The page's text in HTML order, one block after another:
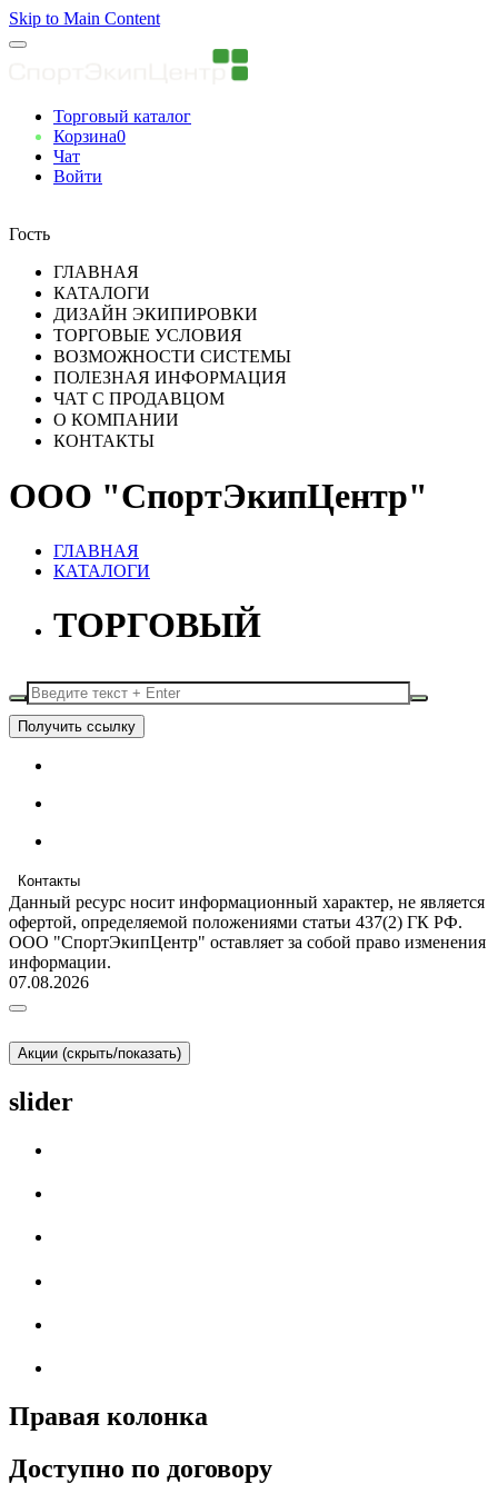
Skip to Main Content
Торговый каталог
Корзина0
Чат
Войти
Гость
ГЛАВНАЯ
КАТАЛОГИ
ДИЗАЙН ЭКИПИРОВКИ
ТОРГОВЫЕ УСЛОВИЯ
ВОЗМОЖНОСТИ СИСТЕМЫ
ПОЛЕЗНАЯ ИНФОРМАЦИЯ
ЧАТ С ПРОДАВЦОМ
О КОМПАНИИ
КОНТАКТЫ
ООО "СпортЭкипЦентр"
ГЛАВНАЯ
КАТАЛОГИ
ТОРГОВЫЙ
Получить ссылку
Контакты
Данный ресурс носит информационный характер, не является
офертой, определяемой положениями статьи 437(2) ГК РФ.
ООО "СпортЭкипЦентр" оставляет за собой право изменения
информации.
07.08.2026
Акции (скрыть/показать)
slider
Правая колонка
Доступно по договору